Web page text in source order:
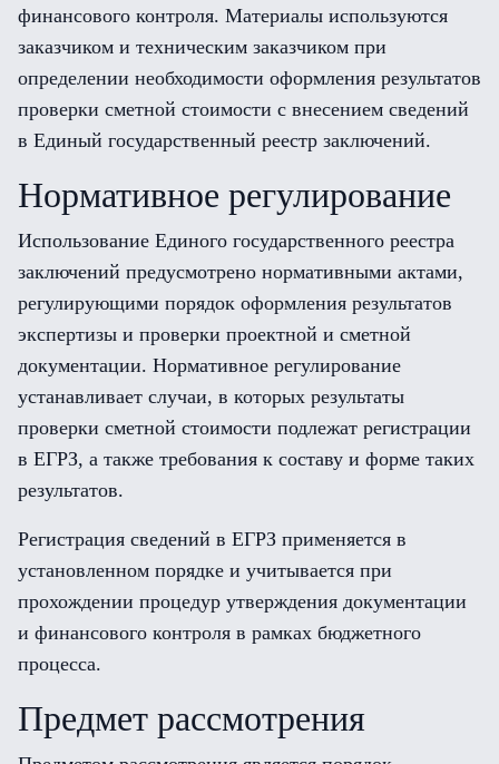
финансового контроля. Материалы используются
заказчиком и техническим заказчиком при
определении необходимости оформления результатов
проверки сметной стоимости с внесением сведений
в Единый государственный реестр заключений.
Нормативное регулирование
Использование Единого государственного реестра
заключений предусмотрено нормативными актами,
регулирующими порядок оформления результатов
экспертизы и проверки проектной и сметной
документации. Нормативное регулирование
устанавливает случаи, в которых результаты
проверки сметной стоимости подлежат регистрации
в ЕГРЗ, а также требования к составу и форме таких
результатов.
Регистрация сведений в ЕГРЗ применяется в
установленном порядке и учитывается при
прохождении процедур утверждения документации
и финансового контроля в рамках бюджетного
процесса.
Предмет рассмотрения